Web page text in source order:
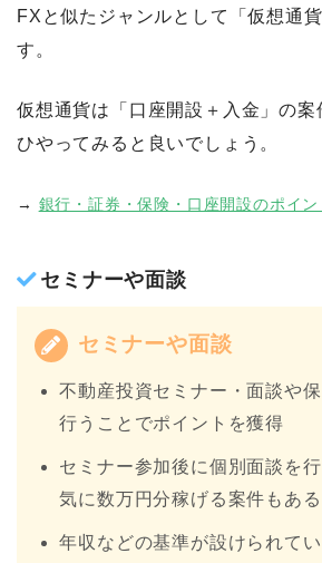
FXと似たジャンルとして「仮想通
す。
仮想通貨は「口座開設＋入金」の
ひやってみると良いでしょう。
→ 銀行・証券・保険・口座開設のポイ
セミナーや面談
セミナーや面談
不動産投資セミナー・面談や
行うことでポイントを獲得
セミナー参加後に個別面談を
気に数万円分稼げる案件もある
年収などの基準が設けられて